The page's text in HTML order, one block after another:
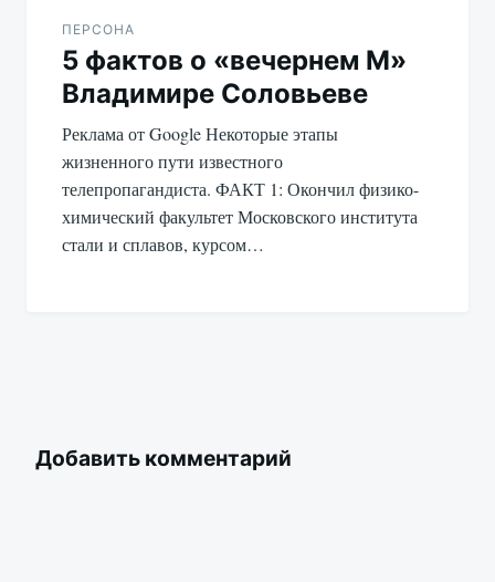
ПЕРСОНА
5 фактов о «вечернем М»
Владимире Соловьеве
Реклама от Google Некоторые этапы
жизненного пути известного
телепропагандиста. ФАКТ 1: Окончил физико-
химический факультет Московского института
стали и сплавов, курсом…
Добавить комментарий